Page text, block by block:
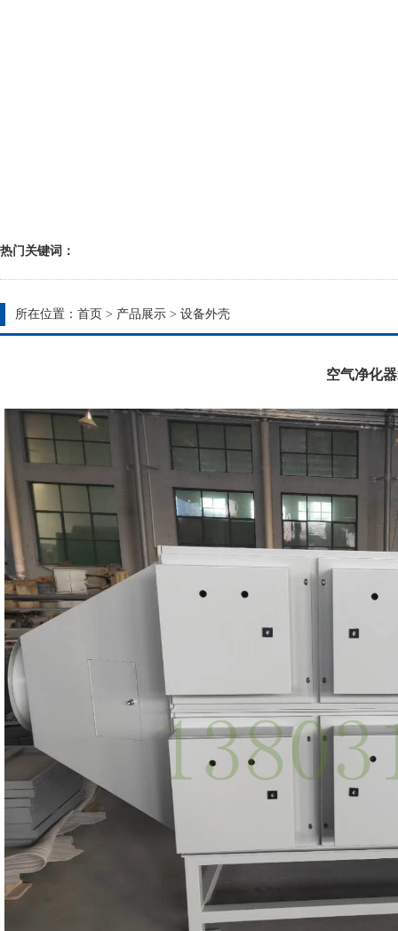
热门关键词：
所在位置： 首页 > 产品展示 > 设备外壳
空气净化